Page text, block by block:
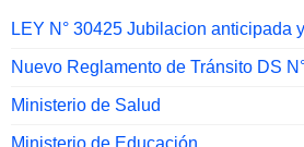
LEY N° 30425 Jubilacion anticipada
Nuevo Reglamento de Tránsito DS
Ministerio de Salud
Ministerio de Educación